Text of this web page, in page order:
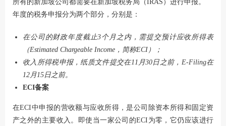
所有的新加坡公司都需要在新加坡税务局（IRAS）进行申报。
年度的税务申报分为两个部分，分别是：
在公司的财政年度截止3个月之内，需提交预计应收所得表
（Estimated Chargeable Income，简称ECI）；
收入所得税申报，纸质文件提交在11月30日之前，E-Filing在
12月15日之前。
ECI备案
在ECI中申报的营收额与应收所得，是公司除资本所得和固定资
产之外的主要收入。即使当一家公司的ECI为零，它仍应该进行